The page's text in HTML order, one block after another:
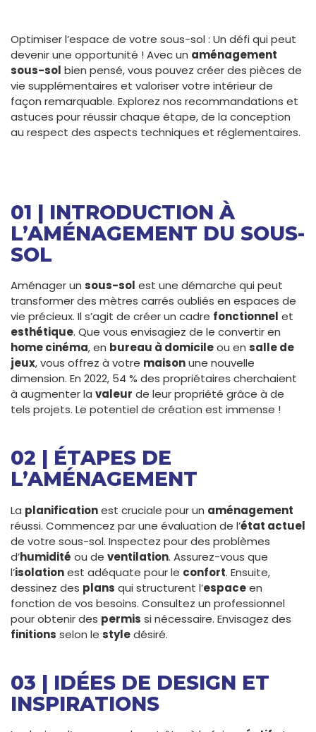
Optimiser l’espace de votre sous-sol : Un défi qui peut
devenir une opportunité ! Avec un aménagement
sous-sol bien pensé, vous pouvez créer des pièces de
vie supplémentaires et valoriser votre intérieur de
façon remarquable. Explorez nos recommandations et
astuces pour réussir chaque étape, de la conception
au respect des aspects techniques et réglementaires.
01 | INTRODUCTION À
L’AMÉNAGEMENT DU SOUS-
SOL
Aménager un sous-sol est une démarche qui peut
transformer des mètres carrés oubliés en espaces de
vie précieux. Il s’agit de créer un cadre fonctionnel et
esthétique. Que vous envisagiez de le convertir en
home cinéma, en bureau à domicileou en salle de
jeux, vous offrez à votre maisonune nouvelle
dimension. En 2022, 54 % des propriétaires cherchaient
à augmenter la valeur de leur propriété grâce à de
tels projets. Le potentiel de création est immense !
02 | ÉTAPES DE
L’AMÉNAGEMENT
La planificationest cruciale pour un aménagement
réussi. Commencez par une évaluation de l’état actuel
de votre sous-sol. Inspectez pour des problèmes
d’humidité ou de ventilation. Assurez-vous que
l’isolationest adéquate pour le confort. Ensuite,
dessinez des plans qui structurent l’espaceen
fonction de vos besoins. Consultez un professionnel
pour obtenir des permis si nécessaire. Envisagez des
finitions selon le styledésiré.
03 | IDÉES DE DESIGN ET
INSPIRATIONS